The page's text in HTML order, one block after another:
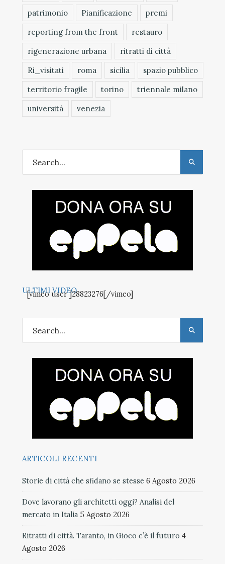
patrimonio
Pianificazione
premi
reporting from the front
restauro
rigenerazione urbana
ritratti di città
Ri_visitati
roma sicilia
spazio pubblico
territorio fragile
torino
triennale milano
università
venezia
ULTIMI VIDEO
[vimeo user ]28823276[/vimeo]
ARTICOLI RECENTI
Storie di città che sfidano se stesse 6 Agosto 2026
Dove lavorano gli architetti oggi? Analisi del
mercato in Italia 5 Agosto 2026
Ritratti di città. Taranto, in Gioco c’è il futuro 4
Agosto 2026